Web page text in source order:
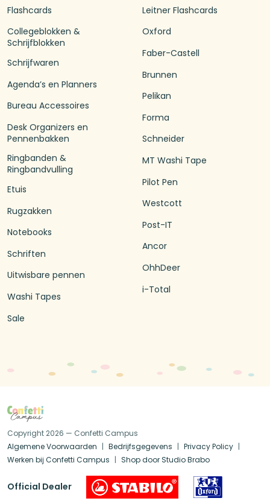
Flashcards
Collegeblokken &
Schrijfblokken
Schrijfwaren
Agenda’s en Planners
Bureau Accessoires
Desk Organizers en
Pennenbakken
Ringbanden &
Ringbandvulling
Etuis
Rugzakken
Notebooks
Schriften
Uitwisbare pennen
Washi Tapes
Sale
Leitner Flashcards
Oxford
Faber-Castell
Brunnen
Pelikan
Forma
Schneider
MT Washi Tape
Pilot Pen
Westcott
Post-IT
Ancor
OhhDeer
i-Total
Copyright 2026 — Confetti Campus
Algemene Voorwaarden
Bedrijfsgegevens
Privacy Policy
Werken bij Confetti Campus
Shop door Studio Brabo
Official Dealer